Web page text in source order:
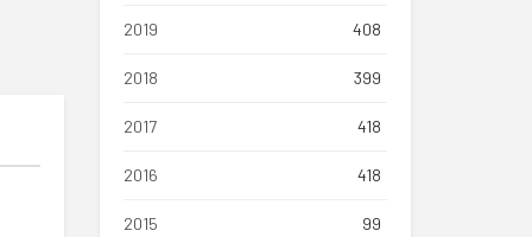
2019 408
2018 399
2017 418
2016 418
2015 99